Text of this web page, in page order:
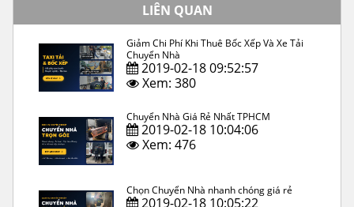
LIÊN QUAN
Giảm Chi Phí Khi Thuê Bốc Xếp Và Xe Tải
Chuyển Nhà
2019-02-18 09:52:57
Xem: 380
Chuyển Nhà Giá Rẻ Nhất TPHCM
2019-02-18 10:04:06
Xem: 476
Chọn Chuyển Nhà nhanh chóng giá rẻ
2019-02-18 10:05:22